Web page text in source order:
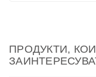
ПРОДУКТИ,